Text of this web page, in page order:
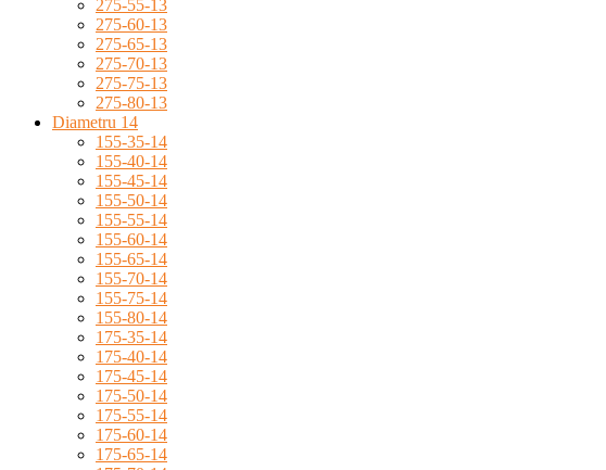
275-55-13
275-60-13
275-65-13
275-70-13
275-75-13
275-80-13
Diametru 14
155-35-14
155-40-14
155-45-14
155-50-14
155-55-14
155-60-14
155-65-14
155-70-14
155-75-14
155-80-14
175-35-14
175-40-14
175-45-14
175-50-14
175-55-14
175-60-14
175-65-14